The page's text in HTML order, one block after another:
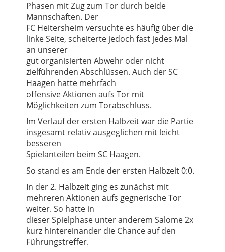
Phasen mit Zug zum Tor durch beide
Mannschaften. Der
FC Heitersheim versuchte es häufig über die
linke Seite, scheiterte jedoch fast jedes Mal
an unserer
gut organisierten Abwehr oder nicht
zielführenden Abschlüssen. Auch der SC
Haagen hatte mehrfach
offensive Aktionen aufs Tor mit
Möglichkeiten zum Torabschluss.
Im Verlauf der ersten Halbzeit war die Partie
insgesamt relativ ausgeglichen mit leicht
besseren
Spielanteilen beim SC Haagen.
So stand es am Ende der ersten Halbzeit 0:0.
In der 2. Halbzeit ging es zunächst mit
mehreren Aktionen aufs gegnerische Tor
weiter. So hatte in
dieser Spielphase unter anderem Salome 2x
kurz hintereinander die Chance auf den
Führungstreffer.